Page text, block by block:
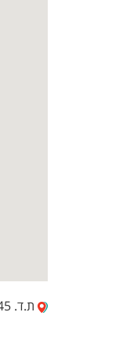
ת.ד. 12445, צור יגאל 4486200